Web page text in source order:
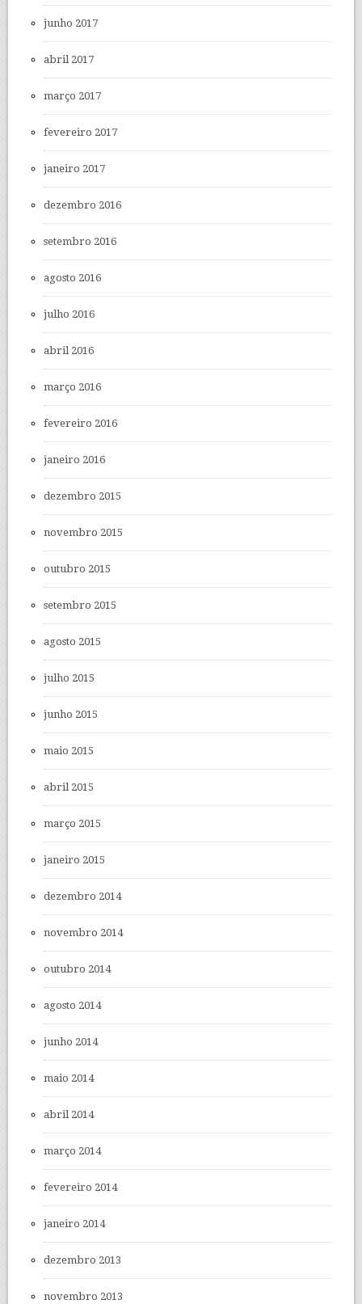
junho 2017
abril 2017
março 2017
fevereiro 2017
janeiro 2017
dezembro 2016
setembro 2016
agosto 2016
julho 2016
abril 2016
março 2016
fevereiro 2016
janeiro 2016
dezembro 2015
novembro 2015
outubro 2015
setembro 2015
agosto 2015
julho 2015
junho 2015
maio 2015
abril 2015
março 2015
janeiro 2015
dezembro 2014
novembro 2014
outubro 2014
agosto 2014
junho 2014
maio 2014
abril 2014
março 2014
fevereiro 2014
janeiro 2014
dezembro 2013
novembro 2013